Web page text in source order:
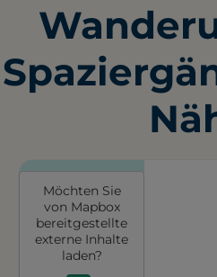
Möchten Sie
von Mapbox
bereitgestellte
externe Inhalte
laden?